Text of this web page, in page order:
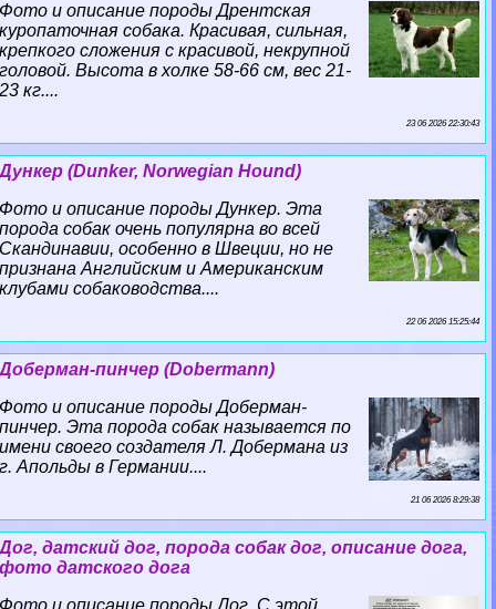
Фото и описание породы Дрентская
куропаточная собака. Красивая, сильная,
крепкого сложения с красивой, некрупной
головой. Высота в холке 58-66 см, вес 21-
23 кг....
23 06 2026 22:30:43
Дункер (Dunker, Norwegian Hound)
Фото и описание породы Дункер. Эта
порода собак очень популярна во всей
Скандинавии, особенно в Швеции, но не
признана Английским и Американским
клубами собаководства....
22 06 2026 15:25:44
Доберман-пинчер (Dobermann)
Фото и описание породы Доберман-
пинчер. Эта порода собак называется по
имени своего создателя Л. Добермана из
г. Апольды в Германии....
21 06 2026 8:29:38
Дог, датский дог, порода собак дог, описание дога,
фото датского дога